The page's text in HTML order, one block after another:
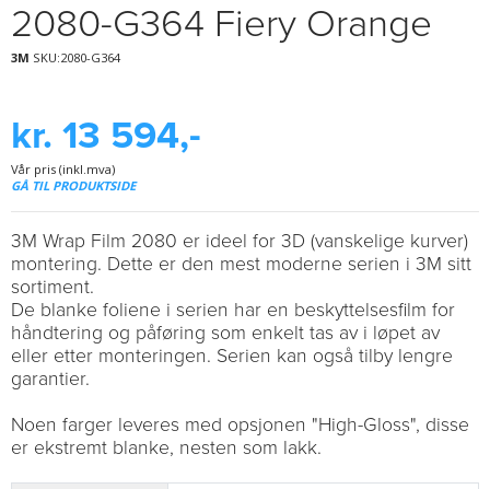
2080-G364 Fiery Orange
3M SKU:2080-G364
kr. 13 594,-
Vår pris (inkl.mva)
GÅ TIL PRODUKTSIDE
3M Wrap Film 2080 er ideel for 3D (vanskelige kurver)
montering. Dette er den mest moderne serien i 3M sitt
sortiment.
De blanke foliene i serien har en beskyttelsesfilm for
håndtering og påføring som enkelt tas av i løpet av
eller etter monteringen. Serien kan også tilby lengre
garantier.
Noen farger leveres med opsjonen "High-Gloss", disse
er ekstremt blanke, nesten som lakk.